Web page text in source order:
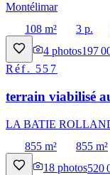
Montélimar
108 m²
3 p.
4 photos197
Réf. 557
terrain viabilisé
LA BATIE
855 m²
855 m²
18 photos520